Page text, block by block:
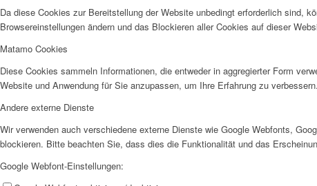
Da diese Cookies zur Bereitstellung der Website unbedingt erforderlich sind,
Browsereinstellungen ändern und das Blockieren aller Cookies auf dieser
Matamo Cookies
Diese Cookies sammeln Informationen, die entweder in aggregierter Form
Website und Anwendung für Sie anzupassen, um Ihre Erfahrung zu verbessern.
Andere externe Dienste
Wir verwenden auch verschiedene externe Dienste wie Google Webfonts,
blockieren. Bitte beachten Sie, dass dies die Funktionalität und das
Google Webfont-Einstellungen: